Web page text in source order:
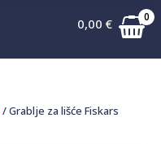
0,00 € 0
/ Grablje za lišće Fiskars